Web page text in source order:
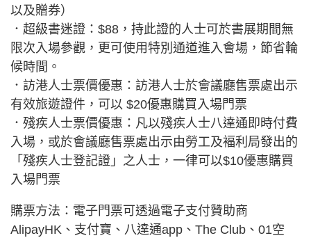
以及贈券）
．超級書迷證：$88，持此證的人士可於書展期間無
限次入場參觀，更可使用特別通道進入會場，節省輪
候時間。
．訪港人士票價優惠：訪港人士於會議廳售票處出示
有效旅遊證件，可以 $20優惠購買入場門票
．殘疾人士票價優惠：凡以殘疾人士八達通即時付費
入場，或於會議廳售票處出示由勞工及褔利局發出的
「殘疾人士登記證」之人士，一律可以$10優惠購買
入場門票
購票方法：電子門票可透過電子支付贊助商
AlipayHK、支付寶、八達通app、The Club、01空